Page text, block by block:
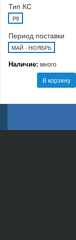
Тип КС
P9
Период поставки
МАЙ - НОЯБРЬ
Наличие: много
В корзину